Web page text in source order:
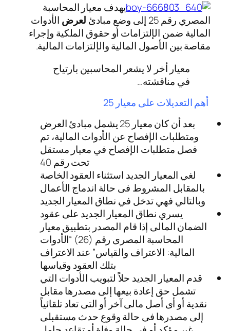
يهدف معيار المحاسبة
المصري رقم 25 إلى وضع مبادئ
لعرض الأدوات
المالية ضمن الإلتزامات أو حقوق الملكية وإجراء
مقاصة بين الأصول المالية والإلتزامات المالية.
معيار أخر لا يشعر المحاسبين بارتياح
في مناقشته…
أهم التعديلات على معيار 25
بعد أن كان معيار 25 يشمل مبادئ العرض
ومتطلبات الإفصاح عن الأدوات المالية، تم
فصل متطلبات الإفصاح في معيار مستقل
تحت رقم 40
لغي المعيار الجديد استثناء العقود الخاصة
بالمقابل المشروط فى حالة اندماج الأعمال
وبالتالي فهي تدخل في نطاق المعيار الجديد
يسري نطاق المعيار الجديد على عقود
الضمان المالى إذا قام المصدر بتطبيق معيار
المحاسبة المصرى رقم (26) “الأدوات
المالية: الاعتراف والقياس” عند الاعتراف
بتلك العقود وقياسها
قدم المعيار الجديد حلاً لتبويب الأدوات التي
تشمل حق إعادة بيعها إلى مصدرها مقابل
نقدية أو أى أصل مالى آخر أو التى تعاد تلقائياً
إلى مصدرها فى حالة وقوع حدث مستقبلى